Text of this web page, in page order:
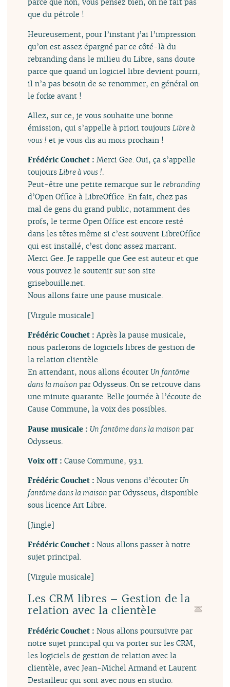
que du pétrole !
Heureusement, pour l’instant j’ai l’impression
qu’on est assez épargné par ce côté-là du
rebranding dans le milieu du Libre, sans doute
parce que quand un logiciel libre devient pourri,
il n’a pas besoin de se renommer, en général on
le forke avant !
Allez, sur ce, je vous souhaite une bonne
émission, qui s’appelle à priori toujoursLibre à
vous ! et je vous dis au mois prochain !
Frédéric Couchet :Merci Gee. Oui, ça s’appelle
toujoursLibre à vous !.
Peut-être une petite remarque sur le rebranding
d’Open Office à LibreOffice. En fait, chez pas
mal de gens du grand public, notamment des
profs, le terme Open Office est encore resté
dans les têtes même si c’est souvent LibreOffice
qui est installé, c’est donc assez marrant.
Merci Gee. Je rappelle que Gee est auteur et que
vous pouvez le soutenir sur son site
grisebouille.net.
Nous allons faire une pause musicale.
[Virgule musicale]
Frédéric Couchet :Après la pause musicale,
nous parlerons de logiciels libres de gestion de
la relation clientèle.
En attendant, nous allons écouter Un fantôme
dans la maisonpar Odysseus. On se retrouve dans
une minute quarante. Belle journée à l’écoute de
Cause Commune, la voix des possibles.
Pause musicale : Un fantôme dans la maisonpar
Odysseus.
Voix off :Cause Commune, 93.1.
Frédéric Couchet :Nous venons d’écouter Un
fantôme dans la maisonpar Odysseus, disponible
sous licence Art Libre.
[Jingle]
Frédéric Couchet :Nous allons passer à notre
sujet principal.
[Virgule musicale]
Les CRM libres – Gestion de la
relation avec la clientèle
Frédéric Couchet :Nous allons poursuivre par
notre sujet principal qui va porter sur les CRM,
les logiciels de gestion de relation avec la
clientèle, avec Jean-Michel Armand et Laurent
Destailleur qui sont avec nous en studio.